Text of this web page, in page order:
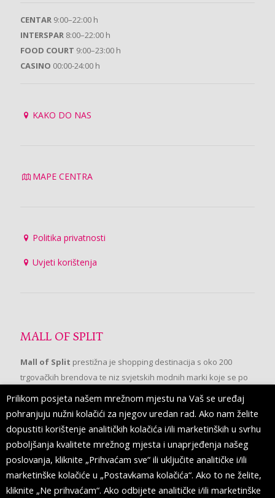
CENTAR 9:00–22:00 h
INTERSPAR 8:00–22:00 h
FOOD COURT 9:00–23:00 h
CASINO 00:00-24:00 h
KAKO DO NAS
MAPE CENTRA
Politika privatnosti
Uvjeti korištenja
MALL OF SPLIT
Mall of Split prestižna je shopping destinacija s oko 200
trgovačkih brendova te niz svjetskih modnih marki koje se po
prvi put pojavljuju u Splitu.
PRATITE NAS
Prilikom posjeta našem mrežnom mjestu na Vaš se uređaj
pohranjuju nužni kolačići za njegov uredan rad. Ako nam želite
dopustiti korištenje analitičkih kolačića i/ili marketinških u svrhu
poboljšanja kvalitete mrežnog mjesta i unaprjeđenja našeg
poslovanja, kliknite „Prihvaćam sve“ ili uključite analitičke i/ili
marketinške kolačiće u „Postavkama kolačića“. Ako to ne želite,
kliknite „Ne prihvaćam“. Ako odbijete analitičke i/ili marketinške